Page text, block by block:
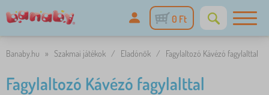
0 Ft
Banaby.hu » Szakmai játékok / Eladónők / Fagylaltozó Kávézó fagylalttal
Fagylaltozó Kávézó fagylalttal